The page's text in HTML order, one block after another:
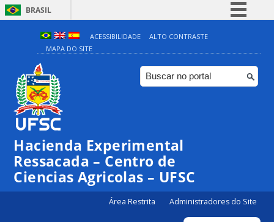
BRASIL
Simplifique!
Comunica BR
Participe
ACESSIBILIDADE
ALTO CONTRASTE
MAPA DO SITE
Hacienda Experimental
Ressacada – Centro de
Ciencias Agricolas – UFSC
Área Restrita Administradores do Site